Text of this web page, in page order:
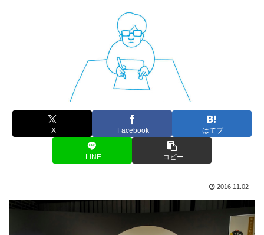
X Facebook はてブ
LINE コピー
2016.11.02